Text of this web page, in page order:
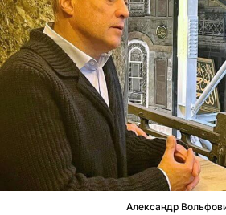
Александр